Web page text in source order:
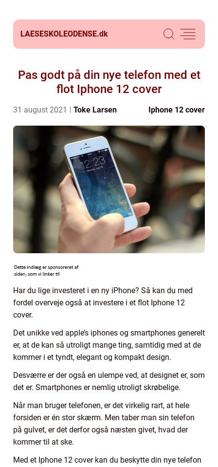
LAESESKOLEODENSE.dk
Pas godt på din nye telefon med et
flot Iphone 12 cover
31 august 2021 Toke Larsen Iphone 12 cover
Har du lige investeret i en ny iPhone? Så kan du med
fordel overveje også at investere i et flot Iphone 12
cover.
Det unikke ved apple’s iphones og smartphones generelt
er, at de kan så utroligt mange ting, samtidig med at de
kommer i et tyndt, elegant og kompakt design.
Desværre er der også en ulempe ved, at designet er, som
det er. Smartphones er nemlig utroligt skrøbelige.
Når man bruger telefonen, er det virkelig rart, at hele
forsiden er én stor skærm. Men taber man sin telefon
på gulvet, er det derfor også næsten givet, hvad der
kommer til at ske.
Med et Iphone 12 cover kan du beskytte din nye telefon